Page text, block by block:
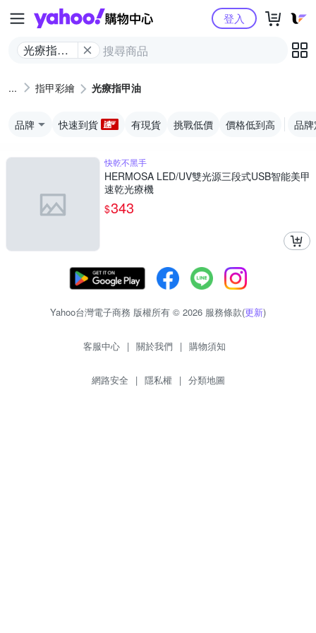
Yahoo購物中心
光療指甲
登入
指甲彩繪 光療指甲油
品牌 快速到貨 有現貨 挑戰低價 價格低到高 品
快乾不黑手
HERMOSA LED/UV雙光源三段式USB智能美甲
速乾光療機
$343
Yahoo台灣電子商務 版權所有 © 2026 服務條款(更新)
客服中心 | 關於我們 | 購物須知
網路安全 | 隱私權 | 分類地圖